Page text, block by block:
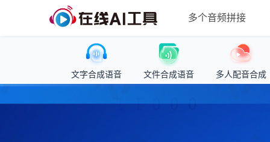
多个音频拼接
文字合成语音 文件合成语音 多人配音合成